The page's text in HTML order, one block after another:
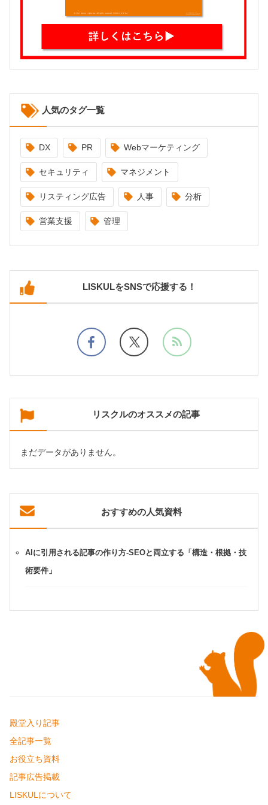
人気のタグ一覧
DX PR Webマーケティング
セキュリティ マネジメント
リスティング広告 人事 分析
営業支援 管理
LISKULをSNSで応援する！
リスクルのオススメの記事
まだデータがありません。
おすすめの人気資料
AIに引用される記事の作り方-SEOと両立する「構造・根拠・技
術要件」
殿堂入り記事
全記事一覧
お役立ち資料
記事広告掲載
LISKULについて